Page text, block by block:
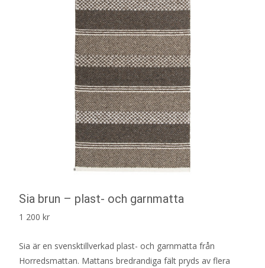
Sia brun – plast- och garnmatta
1 200 kr
Sia är en svensktillverkad plast- och garnmatta från
Horredsmattan. Mattans bredrandiga fält pryds av flera